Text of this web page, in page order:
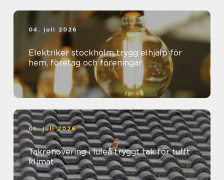
04. juli 2026
Elektriker stockholm trygg elhjälp för
hem, företag och föreningar
01. juli 2026
Takrenovering i luleå tryggt tak för tufft
klimat